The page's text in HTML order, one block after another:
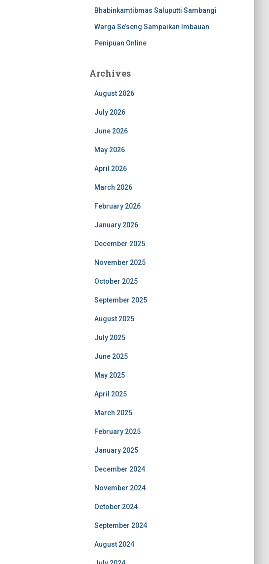
Bhabinkamtibmas Saluputti Sambangi
Warga Se’seng Sampaikan Imbauan
Penipuan Online
Archives
August 2026
July 2026
June 2026
May 2026
April 2026
March 2026
February 2026
January 2026
December 2025
November 2025
October 2025
September 2025
August 2025
July 2025
June 2025
May 2025
April 2025
March 2025
February 2025
January 2025
December 2024
November 2024
October 2024
September 2024
August 2024